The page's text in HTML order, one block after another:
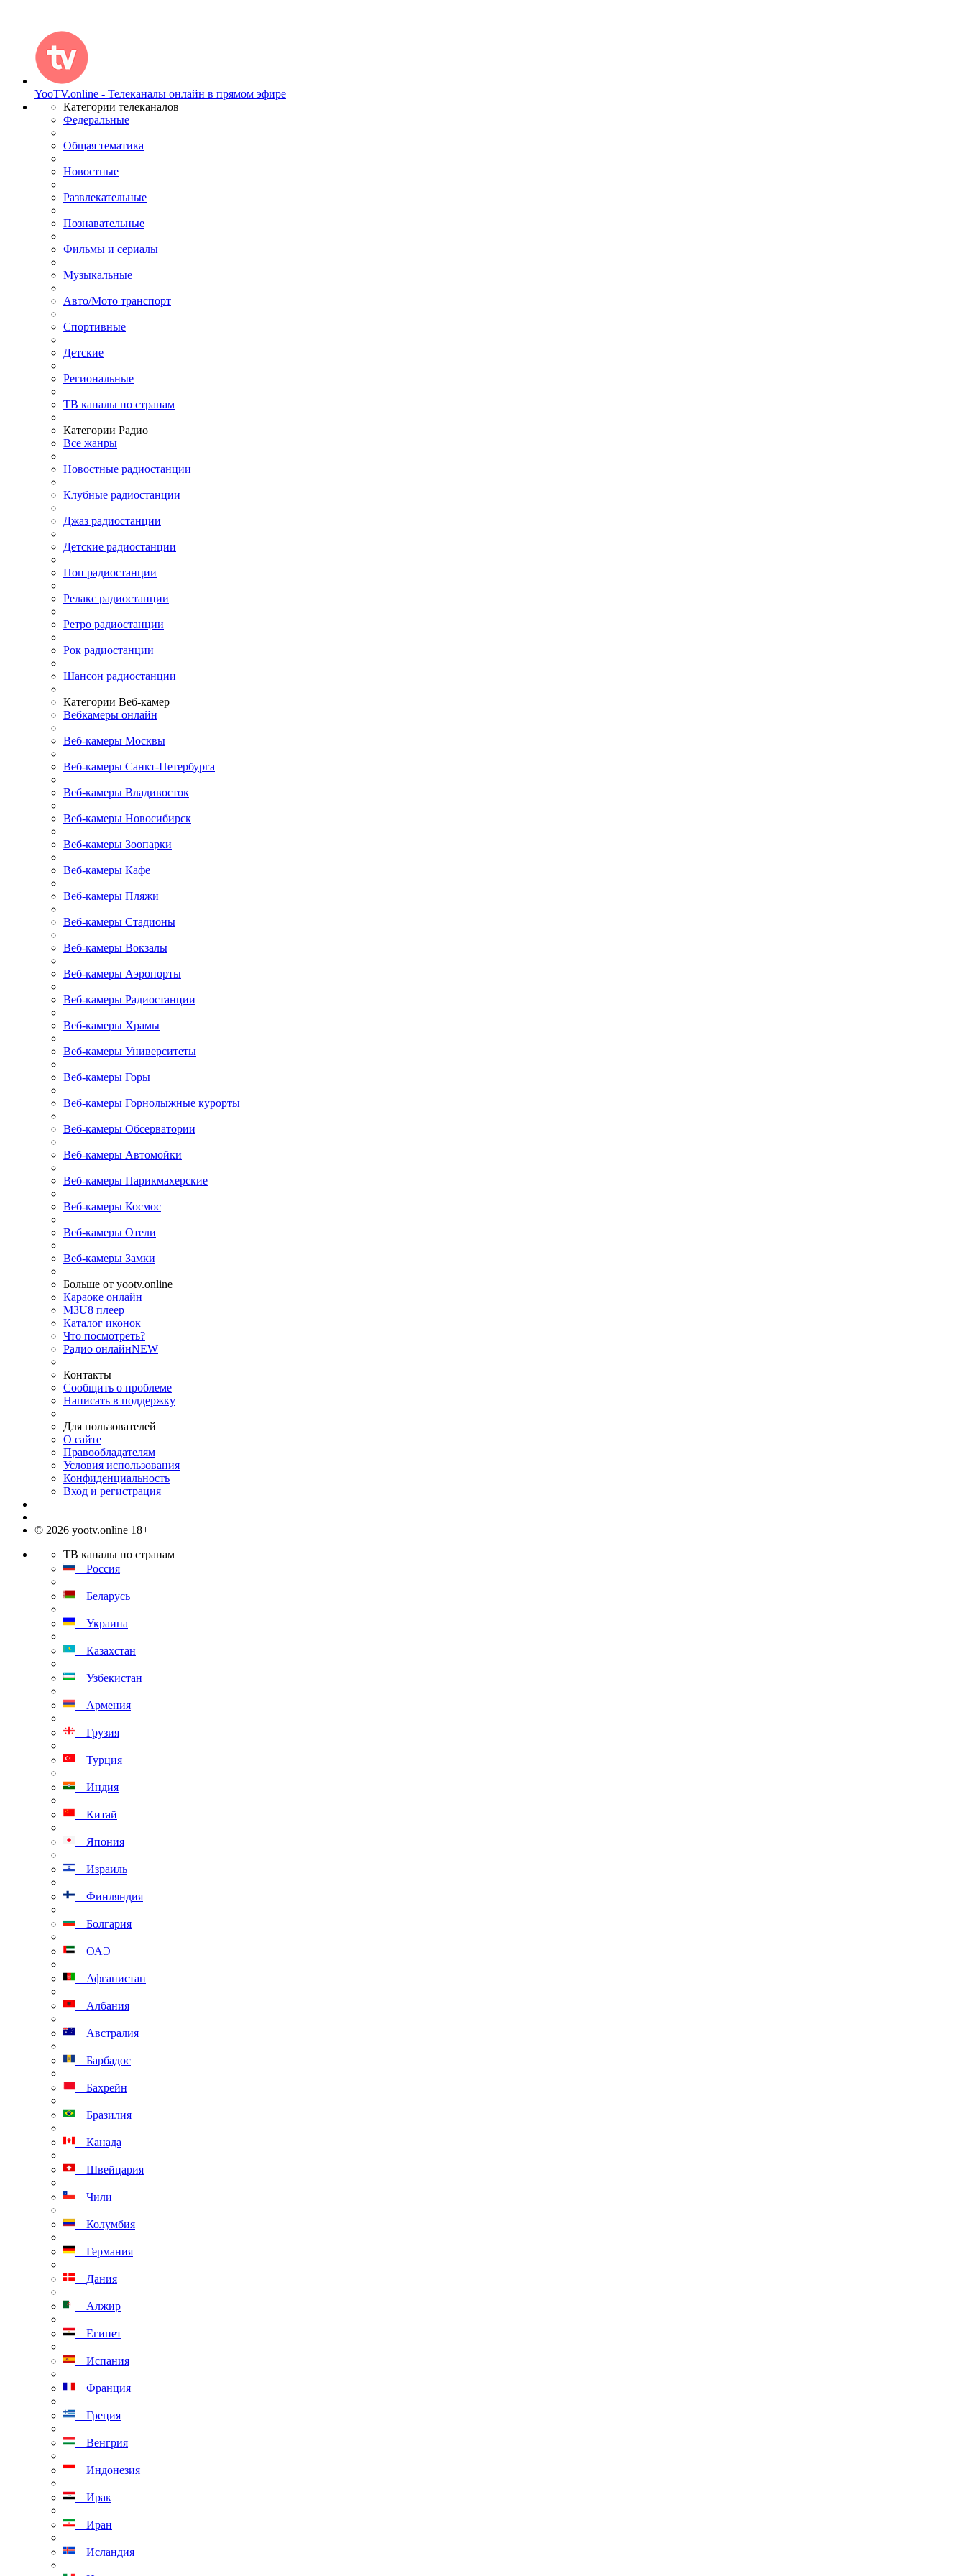
YooTV.online - Телеканалы онлайн в прямом эфире
Категории телеканалов
Федеральные
Общая тематика
Новостные
Развлекательные
Познавательные
Фильмы и сериалы
Музыкальные
Авто/Мото транспорт
Спортивные
Детские
Региональные
ТВ каналы по странам
Категории Радио
Все жанры
Новостные радиостанции
Клубные радиостанции
Джаз радиостанции
Детские радиостанции
Поп радиостанции
Релакс радиостанции
Ретро радиостанции
Рок радиостанции
Шансон радиостанции
Категории Веб-камер
Вебкамеры онлайн
Веб-камеры Москвы
Веб-камеры Санкт-Петербурга
Веб-камеры Владивосток
Веб-камеры Новосибирск
Веб-камеры Зоопарки
Веб-камеры Кафе
Веб-камеры Пляжи
Веб-камеры Стадионы
Веб-камеры Вокзалы
Веб-камеры Аэропорты
Веб-камеры Радиостанции
Веб-камеры Храмы
Веб-камеры Университеты
Веб-камеры Горы
Веб-камеры Горнолыжные курорты
Веб-камеры Обсерватории
Веб-камеры Автомойки
Веб-камеры Парикмахерские
Веб-камеры Космос
Веб-камеры Отели
Веб-камеры Замки
Больше от yootv.online
Караоке онлайн
M3U8 плеер
Каталог иконок
Что посмотреть?
Радио онлайнNEW
Контакты
Сообщить о проблеме
Написать в поддержку
Для пользователей
О сайте
Правообладателям
Условия использования
Конфиденциальность
Вход и регистрация
© 2026 yootv.online 18+
ТВ каналы по странам
Россия
Беларусь
Украина
Казахстан
Узбекистан
Армения
Грузия
Турция
Индия
Китай
Япония
Израиль
Финляндия
Болгария
ОАЭ
Афганистан
Албания
Австралия
Барбадос
Бахрейн
Бразилия
Канада
Швейцария
Чили
Колумбия
Германия
Дания
Алжир
Египет
Испания
Франция
Греция
Венгрия
Индонезия
Ирак
Иран
Исландия